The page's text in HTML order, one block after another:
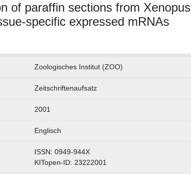
of paraffin sections from Xenopus
specific expressed mRNAs
Zoologisches Institut (ZOO)
Zeitschriftenaufsatz
2001
Englisch
ISSN: 0949-944X
KITopen-ID: 23222001